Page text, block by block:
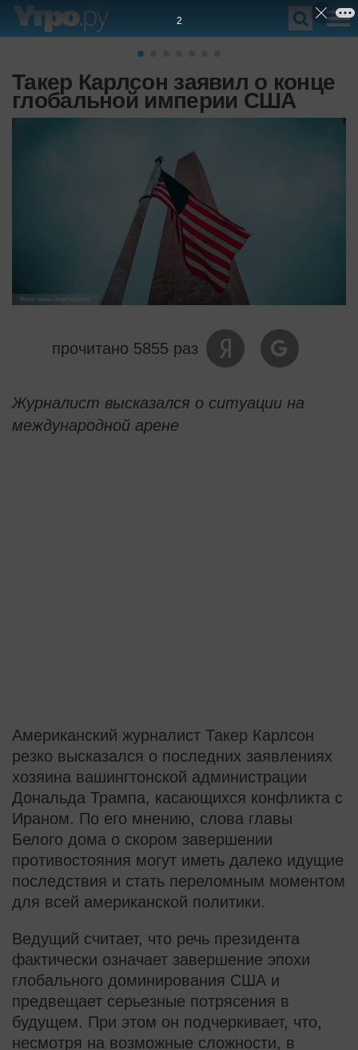
Такер Карлсон заявил о конце
глобальной империи США
Фото: www.unsplash.com
прочитано 5855 раз
Журналист высказался о ситуации на
международной арене
Американский журналист Такер Карлсон
резко высказался о последних заявлениях
хозяина вашингтонской администрации
Дональда Трампа, касающихся конфликта с
Ираном. По его мнению, слова главы
Белого дома о скором завершении
противостояния могут иметь далеко идущие
последствия и стать переломным моментом
для всей американской политики.
Ведущий считает, что речь президента
фактически означает завершение эпохи
глобального доминирования США и
предвещает серьезные потрясения в
будущем. При этом он подчеркивает, что,
несмотря на возможные сложности, в
1